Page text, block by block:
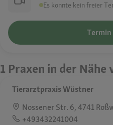
Es konnte kein freier
Termin
1 Praxen in der Nähe
Tierarztpraxis Wüstner
Nossener Str. 6, 4741
+493432241004